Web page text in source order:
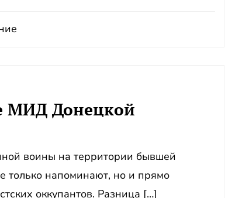
МИД Донецкой
воины на территории бывшей
только напоминают, но и прямо
оккупантов. Разница […]